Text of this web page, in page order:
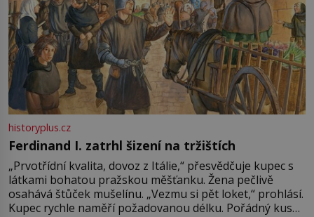
historyplus.cz
Ferdinand I. zatrhl šizení na tržištích
„Prvotřídní kvalita, dovoz z Itálie,“ přesvědčuje kupec s
látkami bohatou pražskou měšťanku. Žena pečlivě
osahává štůček mušelínu. „Vezmu si pět loket,“ prohlásí.
Kupec rychle naměří požadovanou délku. Pořádný kus